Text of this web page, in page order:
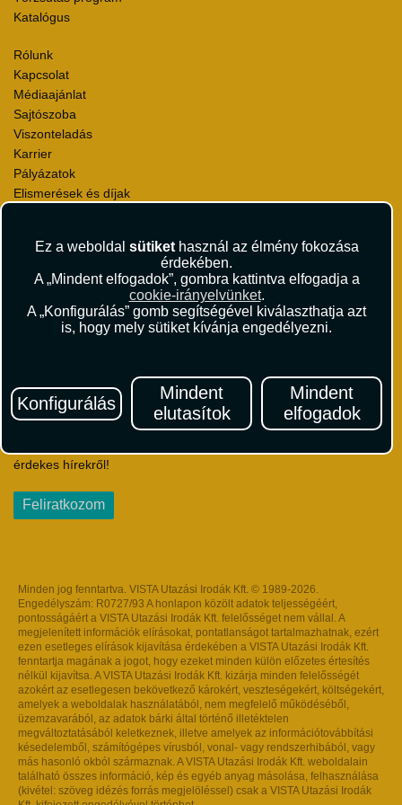
Ez a weboldal sütikethasznál az élmény fokozása
érdekében.
A „Mindent elfogadok”, gombra kattintva elfogadja a
cookie-irányelvünket.
A „Konfigurálás” gomb segítségével kiválaszthatja azt
is, hogy mely sütiket kívánja engedélyezni.
Konfigurálás
Mindent
elutasítok
Mindent
elfogadok
Katalógus
Rólunk
Kapcsolat
Médiaajánlat
Sajtószoba
Viszonteladás
Karrier
Pályázatok
Elismerések és díjak
Utazási Csomag Szerződési Feltételek
Útlemondás-biztosítás Szerződési Feltételek
Utasbiztosítás Szerződési Feltételek
Repülőjegy Szerződési Feltételek
Adatvédelem
Hírlevél
Iratkozzon fel Magyarország egyik legszínesebb utazási
érdekes hírekről!
Feliratkozom
Minden jog fenntartva. VISTA Utazási Irodák Kft. © 1989-2026.
Engedélyszám: R0727/93 A honlapon közölt adatok teljességéért,
pontosságáért a VISTA Utazási Irodák Kft. felelősséget nem vállal. A
megjelenített információk elírásokat, pontatlanságot tartalmazhatnak, ezért
ezen esetleges elírások kijavítása érdekében a VISTA Utazási Irodák Kft.
fenntartja magának a jogot, hogy ezeket minden külön előzetes értesítés
nélkül kijavítsa. A VISTA Utazási Irodák Kft. kizárja minden felelősségét
azokért az esetlegesen bekövetkező károkért, veszteségekért, költségekért,
amelyek a weboldalak használatából, nem megfelelő működéséből,
üzemzavarából, az adatok bárki által történő illetéktelen
megváltoztatásából keletkeznek, illetve amelyek az információtovábbítási
késedelemből, számítógépes vírusból, vonal- vagy rendszerhibából, vagy
más hasonló okból származnak. A VISTA Utazási Irodák Kft. weboldalain
található összes információ, kép és egyéb anyag másolása, felhasználása
(kivétel: szöveg idézés forrás megjelöléssel) csak a VISTA Utazási Irodák